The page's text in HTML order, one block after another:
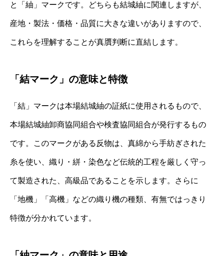
と「紬」マークです。どちらも結城紬に関連しますが、
産地・製法・価格・品質に大きな違いがありますので、
これらを理解することが真贋判断に直結します。
「結マーク」の意味と特徴
「結」マークは本場結城紬の証紙に使用されるもので、
本場結城紬卸商協同組合や検査協同組合が発行するもの
です。このマークがある反物は、真綿から手紡ぎされた
糸を使い、織り・絣・染色など伝統的工程を厳しく守っ
て製造された、高級品であることを示します。さらに
「地機」「高機」などの織り機の種類、有無ではっきり
特徴が分かれています。